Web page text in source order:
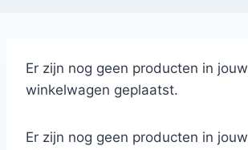
Er zijn nog geen producten in jouw
winkelwagen geplaatst.
Er zijn nog geen producten in jouw